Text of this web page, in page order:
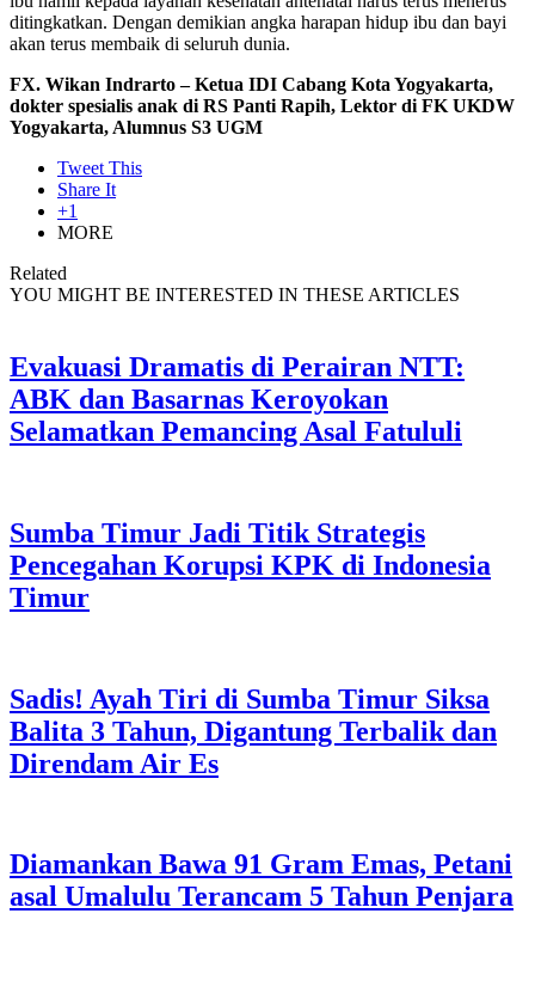
ditingkatkan. Dengan demikian angka harapan hidup ibu dan bayi
akan terus membaik di seluruh dunia.
FX. Wikan Indrarto – Ketua IDI Cabang Kota Yogyakarta,
dokter spesialis anak di RS Panti Rapih, Lektor di FK UKDW
Yogyakarta, Alumnus S3 UGM
Tweet This
Share It
+1
MORE
Related
YOU MIGHT BE INTERESTED IN THESE ARTICLES
Evakuasi Dramatis di Perairan NTT:
ABK dan Basarnas Keroyokan
Selamatkan Pemancing Asal Fatululi
Sumba Timur Jadi Titik Strategis
Pencegahan Korupsi KPK di Indonesia
Timur
Sadis! Ayah Tiri di Sumba Timur Siksa
Balita 3 Tahun, Digantung Terbalik dan
Direndam Air Es
Diamankan Bawa 91 Gram Emas, Petani
asal Umalulu Terancam 5 Tahun Penjara